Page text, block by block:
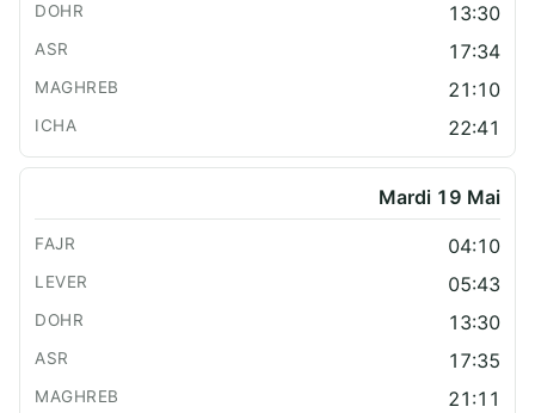
13:30
17:34
21:10
22:41
Mardi 19 Mai
04:10
05:43
13:30
17:35
21:11